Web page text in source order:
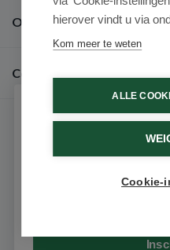
Over ons
Contact
hierover vindt u via
Kom meer te weten
ALLE
Cookie-
Schrijf je in
Ontvang als eerste de